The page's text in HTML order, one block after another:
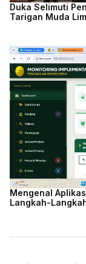
Duka Selimuti
Tarigan Muda
Mengenal
Langkah-